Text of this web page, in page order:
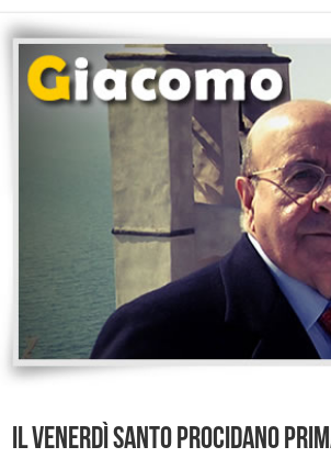
Il Venerdì Santo procidano